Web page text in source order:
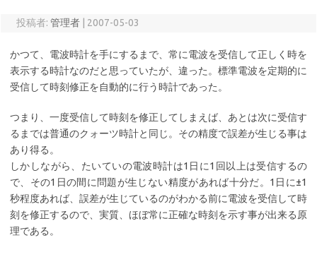
投稿者: 管理者 2007-05-03
かつて、電波時計を手にするまで、常に電波を受信して正しく時を
表示する時計なのだと思っていたが、違った。標準電波を定期的に
受信して時刻修正を自動的に行う時計であった。
つまり、一度受信して時刻を修正してしまえば、あとは次に受信す
るまでは普通のクォーツ時計と同じ。その精度で誤差が生じる事は
あり得る。
しかしながら、たいていの電波時計は1日に1回以上は受信するの
で、その1日の間に問題が生じない精度があれば十分だ。1日に±1
秒程度あれば、誤差が生じているのがわかる前に電波を受信して時
刻を修正するので、実質、ほぼ常に正確な時刻を示す事が出来る原
理である。